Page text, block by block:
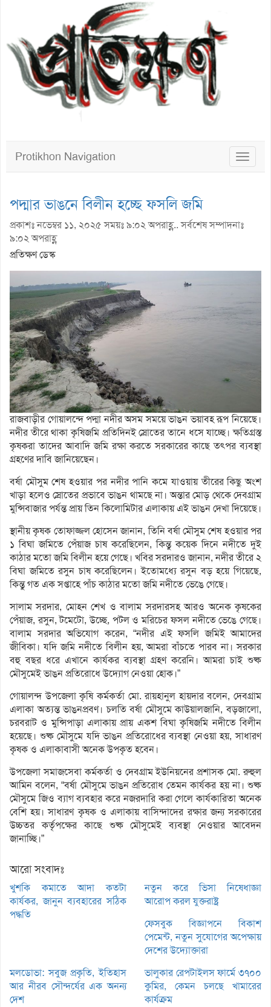
Toggle
Protikhon Navigation
পদ্মার ভাঙনে বিলীন হচ্ছে ফসলি জমি
প্রকাশঃ নভেম্বর ১১, ২০২৫ সময়ঃ ৯:০২ অপরাহ্ণ.. সর্বশেষ সম্পাদনাঃ
৯:০২ অপরাহ্ণ
প্রতিক্ষণ ডেস্ক
রাজবাড়ীর গোয়ালন্দে পদ্মা নদীর অসম সময়ে ভাঙন ভয়াবহ রূপ নিয়েছে।
নদীর তীরে থাকা কৃষিজমি প্রতিদিনই স্রোতের তানে ধসে যাচ্ছে। ক্ষতিগ্রস্ত
কৃষকরা তাদের আবাদি জমি রক্ষা করতে সরকারের কাছে তৎপর ব্যবস্থা
গ্রহণের দাবি জানিয়েছেন।
বর্ষা মৌসুম শেষ হওয়ার পর নদীর পানি কমে যাওয়ায় তীরের কিছু অংশ
খাড়া হলেও স্রোতের প্রভাবে ভাঙন থামছে না। অন্তার মোড় থেকে দেবগ্রাম
মুন্সিবাজার পর্যন্ত প্রায় তিন কিলোমিটার এলাকায় এই ভাঙন দেখা দিয়েছে।
স্থানীয় কৃষক তোফাজ্জল হোসেন জানান, তিনি বর্ষা মৌসুম শেষ হওয়ার পর
১ বিঘা জমিতে পেঁয়াজ চাষ করেছিলেন, কিন্তু কয়েক দিনে নদীতে দুই
কাঠার মতো জমি বিলীন হয়ে গেছে। খবির সরদারও জানান, নদীর তীরে ২
বিঘা জমিতে রসুন চাষ করেছিলেন। ইতোমধ্যে রসুন বড় হয়ে গিয়েছে,
কিন্তু গত এক সপ্তাহে পাঁচ কাঠার মতো জমি নদীতে ভেঙে গেছে।
সালাম সরদার, মোহন শেখ ও বালাম সরদারসহ আরও অনেক কৃষকের
পেঁয়াজ, রসুন, টমেটো, উচ্ছে, পটল ও মরিচের ফসল নদীতে ভেঙে গেছে।
বালাম সরদার অভিযোগ করেন, “নদীর এই ফসলি জমিই আমাদের
জীবিকা। যদি জমি নদীতে বিলীন হয়, আমরা বাঁচতে পারব না। সরকার
বহু বছর ধরে এখানে কার্যকর ব্যবস্থা গ্রহণ করেনি। আমরা চাই শুষ্ক
মৌসুমেই ভাঙন প্রতিরোধে উদ্যোগ নেওয়া হোক।”
গোয়ালন্দ উপজেলা কৃষি কর্মকর্তা মো. রায়হানুল হায়দার বলেন, দেবগ্রাম
এলাকা অত্যন্ত ভাঙনপ্রবণ। চলতি বর্ষা মৌসুমে কাউয়ালজানি, বড়জালো,
চরবরাট ও মুন্সিপাড়া এলাকায় প্রায় একশ বিঘা কৃষিজমি নদীতে বিলীন
হয়েছে। শুষ্ক মৌসুমে যদি ভাঙন প্রতিরোধের ব্যবস্থা নেওয়া হয়, সাধারণ
কৃষক ও এলাকাবাসী অনেক উপকৃত হবেন।
উপজেলা সমাজসেবা কর্মকর্তা ও দেবগ্রাম ইউনিয়নের প্রশাসক মো. রুহুল
আমিন বলেন, “বর্ষা মৌসুমে ভাঙন প্রতিরোধ তেমন কার্যকর হয় না। শুষ্ক
মৌসুমে জিও ব্যাগ ব্যবহার করে নজরদারি করা গেলে কার্যকারিতা অনেক
বেশি হয়। সাধারণ কৃষক ও এলাকায় বাসিন্দাদের রক্ষার জন্য সরকারের
উচ্চতর কর্তৃপক্ষের কাছে শুষ্ক মৌসুমেই ব্যবস্থা নেওয়ার আবেদন
জানাচ্ছি।”
আরো সংবাদঃ
খুশকি কমাতে আদা কতটা
কার্যকর, জানুন ব্যবহারের সঠিক
পদ্ধতি
নতুন করে ভিসা নিষেধাজ্ঞা
আরোপ করল যুক্তরাষ্ট্র
ফেসবুক বিজ্ঞাপনে বিকাশ
পেমেন্ট, নতুন সুযোগের অপেক্ষায়
দেশের উদ্যোক্তারা
মলডোভা: সবুজ প্রকৃতি, ইতিহাস
আর নীরব সৌন্দর্যের এক অনন্য
দেশ
ভালুকার রেপটাইলস ফার্মে ৩৭০০
কুমির, কেমন চলছে খামারের
কার্যক্রম